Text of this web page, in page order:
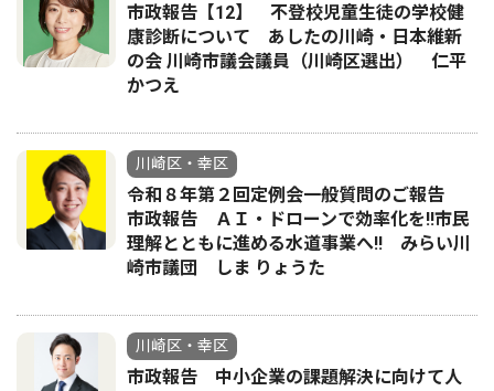
市政報告【12】 不登校児童生徒の学校健
康診断について あしたの川崎・日本維新
の会 川崎市議会議員（川崎区選出） 仁平
かつえ
川崎区・幸区
令和８年第２回定例会一般質問のご報告
市政報告 ＡＩ・ドローンで効率化を!!市民
理解とともに進める水道事業へ!! みらい川
崎市議団 しま りょうた
川崎区・幸区
市政報告 中小企業の課題解決に向けて人